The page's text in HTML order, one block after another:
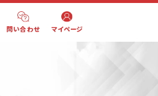
問い合わせ マイページ